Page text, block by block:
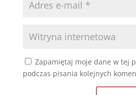
Zapamiętaj moje dane w tej
podczas pisania kolejnych